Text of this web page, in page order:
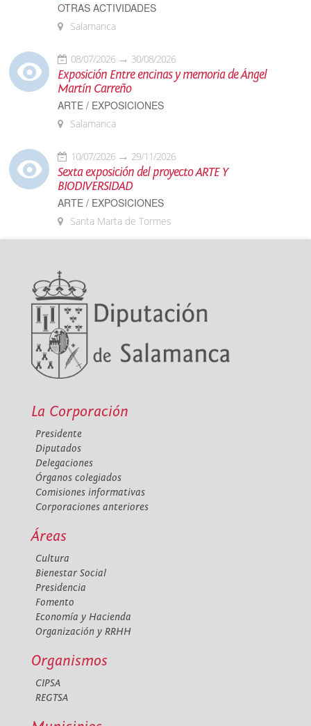
OTRAS ACTIVIDADES
Salamanca
08/07/2026 30/08/2026
Exposición Entre encinas y memoria de Ángel
Martín Carreño
ARTE / EXPOSICIONES
Salamanca
10/07/2026 29/11/2026
Sexta exposición del proyecto ARTE Y
BIODIVERSIDAD
ARTE / EXPOSICIONES
Santa Marta de Tormes
La Corporación
Presidente
Diputados
Delegaciones
Órganos colegiados
Comisiones informativas
Corporaciones anteriores
Áreas
Cultura
Bienestar Social
Presidencia
Fomento
Economía y Hacienda
Organización y RRHH
Organismos
CIPSA
REGTSA